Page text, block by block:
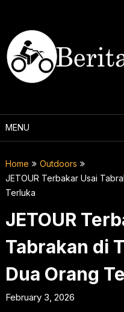
content
MENU
Home
Outdoors
JETOUR Terbakar Usai
Terluka
JETOUR
Tabrakan di
Dua Orang
February 3, 2026